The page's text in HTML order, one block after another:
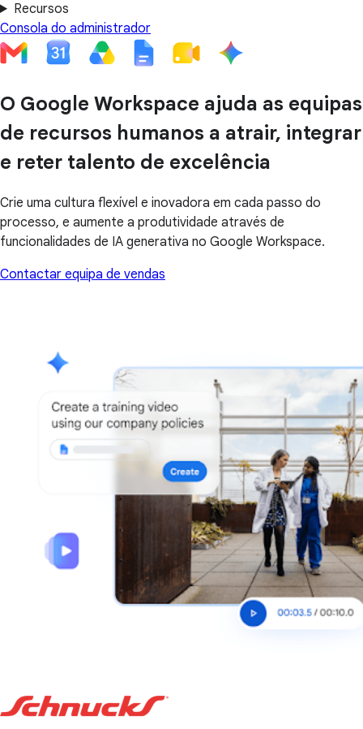
Recursos
Consola do administrador
O Google Workspace ajuda as equipas
de recursos humanos a atrair, integrar
e reter talento de excelência
Crie uma cultura flexível e inovadora em cada passo do
processo, e aumente a produtividade através de
funcionalidades de IA generativa no Google Workspace.
Contactar equipa de vendas